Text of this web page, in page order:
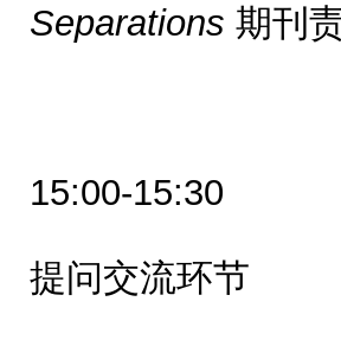
Separations 期刊
15:00-15:30
提问交流环节